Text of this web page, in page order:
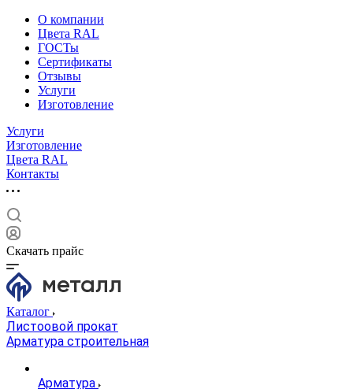
О компании
Цвета RAL
ГОСТы
Сертификаты
Отзывы
Услуги
Изготовление
Услуги
Изготовление
Цвета RAL
Контакты
Скачать прайс
Каталог
Листоовой прокат
Арматура строительная
Арматура